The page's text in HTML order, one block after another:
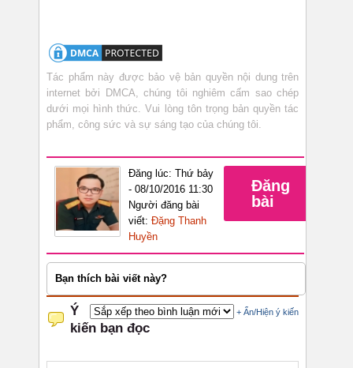
Tác phẩm này được bảo vệ bản quyền nội dung trên
internet bởi DMCA, chúng tôi nghiêm cấm sao chép
dưới mọi hình thức. Vui lòng tôn trọng bản quyền tác
phẩm, công sức và sự sáng tạo của chúng tôi.
Đăng lúc: Thứ bảy
- 08/10/2016 11:30
Người đăng bài
viết: Đặng Thanh
Huyền
Đăng
bài
Bạn thích bài viết này?